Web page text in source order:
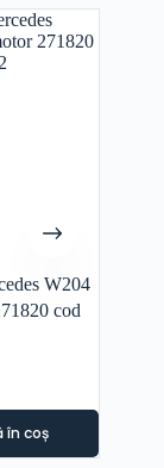
W204
cod
în coș